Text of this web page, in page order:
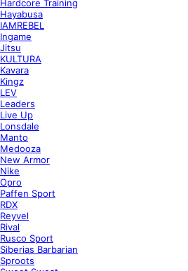
Hardcore Training
Hayabusa
IAMREBEL
Ingame
Jitsu
KULTURA
Kavara
Kingz
LEV
Leaders
Live Up
Lonsdale
Manto
Medooza
New Armor
Nike
Opro
Paffen Sport
RDX
Reyvel
Rival
Rusco Sport
Siberias Barbarian
Sproots